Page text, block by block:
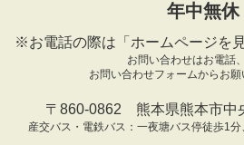
年中無休
※お電話の際は「ホームページを
お問い合わせはお電話
お問い合わせフォームからお願
〒860-0862 熊本県熊本市中
産交バス・電鉄バス：一夜塘バス停徒歩1